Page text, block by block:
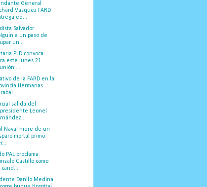
General
Vasquez FARD
eq...
Salvador
a un paso de
un...
PLD convoca
este lunes 21
...
de la FARD en la
Hermanas
salida del
Leonel
Naval hiere de un
mortal primo
PAL proclama
Castillo como
cand...
Danilo Medina